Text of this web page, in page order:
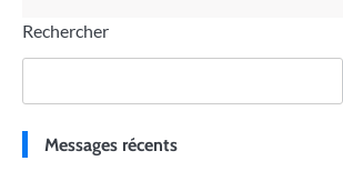
Rechercher
Messages récents